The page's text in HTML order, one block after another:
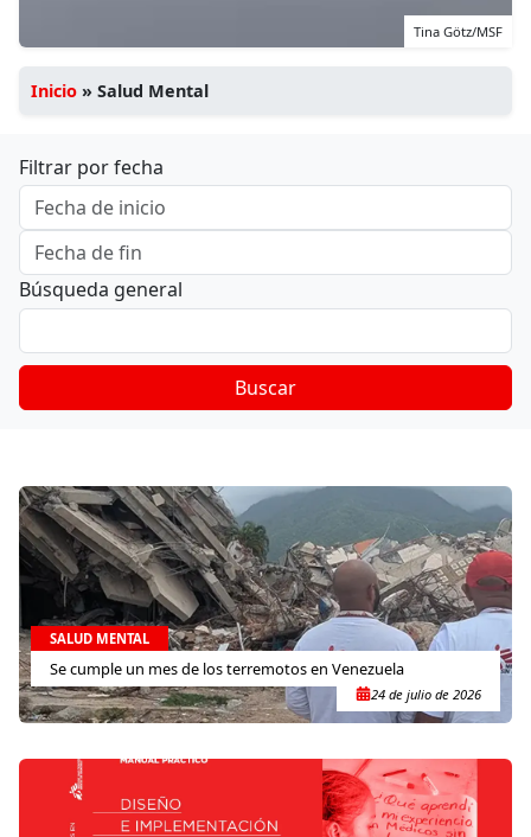
Tina Götz/MSF
Inicio » Salud Mental
Filtrar por fecha
Búsqueda general
Buscar
SALUD MENTAL
Se cumple un mes de los terremotos en Venezuela
24 de julio de 2026